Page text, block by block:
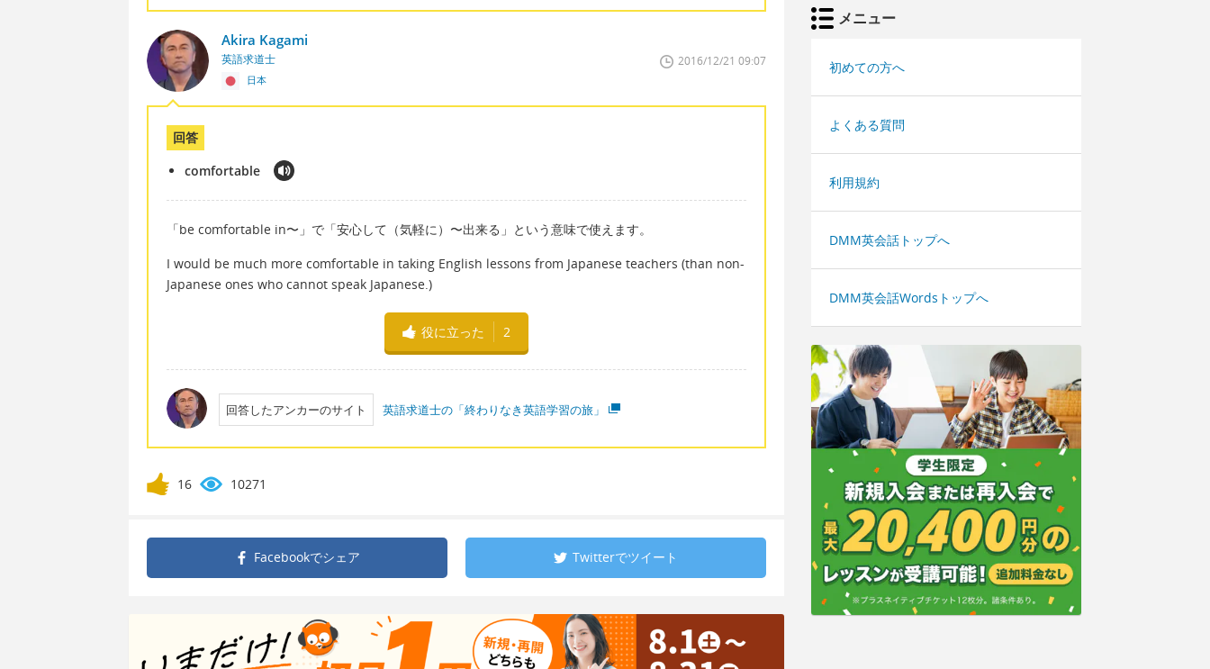
Akira Kagami
英語求道士
日本
2016/12/21 09:07
回答
comfortable
「be comfortable in〜」で「安心して（気軽に）〜出来る」という意味で使えます。
I would be much more comfortable in taking English lessons from Japanese teachers (than non-
Japanese ones who cannot speak Japanese.)
役に立った 2
回答したアンカーのサイト 英語求道士の「終わりなき英語学習の旅」
16 10271
Facebookでシェア Twitterでツイート
メニュー
初めての方へ
よくある質問
利用規約
DMM英会話トップへ
DMM英会話Wordsトップへ